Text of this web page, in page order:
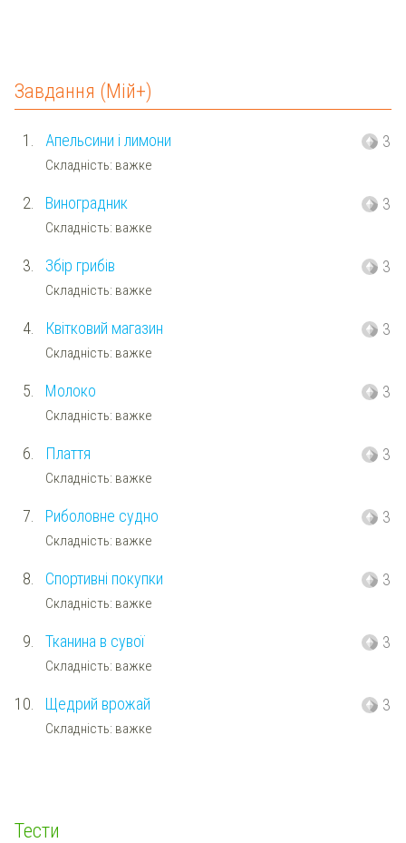
Завдання (Мій+)
1. Апельсини і лимони
Складність: важке
3
2. Виноградник
Складність: важке
3
3. Збір грибів
Складність: важке
3
4. Квітковий магазин
Складність: важке
3
5. Молоко
Складність: важке
3
6. Плаття
Складність: важке
3
7. Риболовне судно
Складність: важке
3
8. Спортивні покупки
Складність: важке
3
9. Тканина в сувої
Складність: важке
3
10. Щедрий врожай
Складність: важке
3
Тести